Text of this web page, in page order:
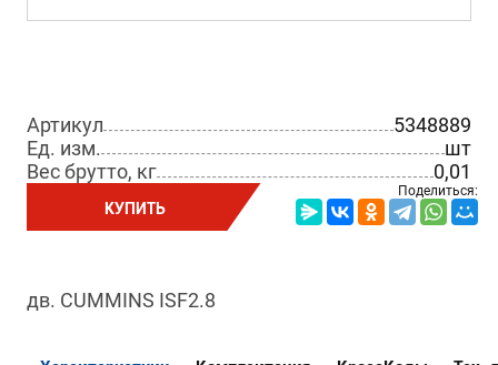
Артикул
5348889
Ед. изм.
шт
Вес брутто, кг
0,01
КУПИТЬ
Поделиться:
дв. CUMMINS ISF2.8